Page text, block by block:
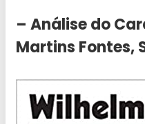
– Análise do
Martins Fontes,